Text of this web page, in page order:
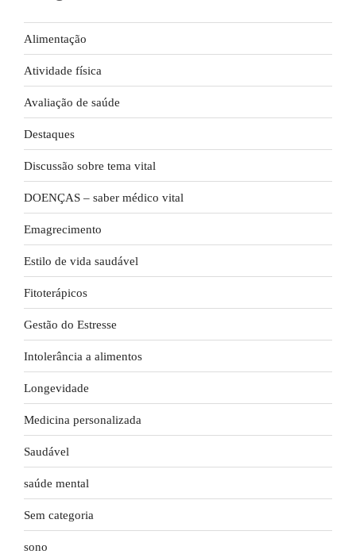
Alimentação
Atividade física
Avaliação de saúde
Destaques
Discussão sobre tema vital
DOENÇAS – saber médico vital
Emagrecimento
Estilo de vida saudável
Fitoterápicos
Gestão do Estresse
Intolerância a alimentos
Longevidade
Medicina personalizada
Saudável
saúde mental
Sem categoria
sono